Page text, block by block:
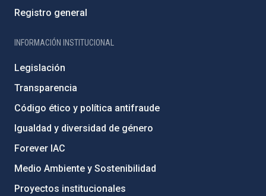
Registro general
INFORMACIÓN INSTITUCIONAL
Legislación
Transparencia
Código ético y política antifraude
Igualdad y diversidad de género
Forever IAC
Medio Ambiente y Sostenibilidad
Proyectos institucionales